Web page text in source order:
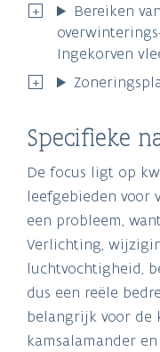
Bereiken
Ingekorven
Specifieke
De focus ligt op
leefgebieden voor
een probleem,
Verlichting,
luchtvochtigheid,
dus een reële
belangrijk voor de
kamsalamander